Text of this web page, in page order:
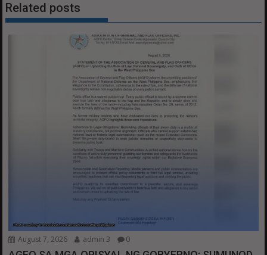
Related posts
August 7, 2026 admin 3 0